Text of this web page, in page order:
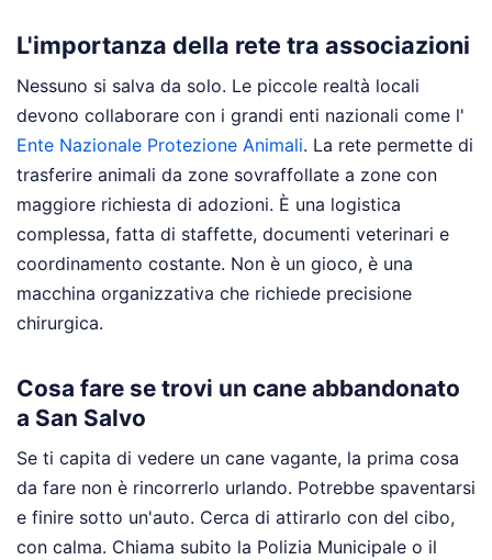
L'importanza della rete tra associazioni
Nessuno si salva da solo. Le piccole realtà locali
devono collaborare con i grandi enti nazionali come l'
Ente Nazionale Protezione Animali. La rete permette di
trasferire animali da zone sovraffollate a zone con
maggiore richiesta di adozioni. È una logistica
complessa, fatta di staffette, documenti veterinari e
coordinamento costante. Non è un gioco, è una
macchina organizzativa che richiede precisione
chirurgica.
Cosa fare se trovi un cane abbandonato
a San Salvo
Se ti capita di vedere un cane vagante, la prima cosa
da fare non è rincorrerlo urlando. Potrebbe spaventarsi
e finire sotto un'auto. Cerca di attirarlo con del cibo,
con calma. Chiama subito la Polizia Municipale o il